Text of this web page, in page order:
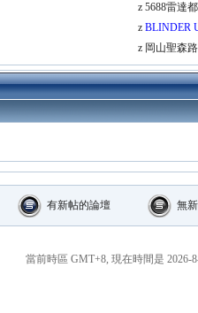
z 5688雷達
z BLINDER
z 岡山聖森
有新帖的論壇 無新
當前時區 GMT+8, 現在時間是 2026-